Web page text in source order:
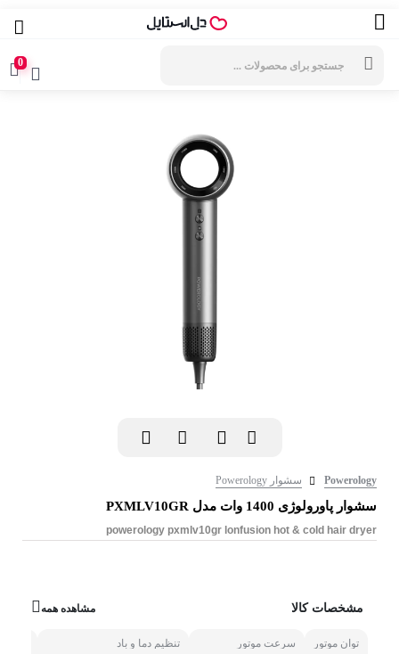
0
Powerology سشوار Powerology
سشوار پاورولوژی 1400 وات مدل PXMLV10GR
powerology pxmlv10gr lonfusion hot & cold hair dryer
مشخصات کالا مشاهده همه
توان موتور
سرعت موتور
تنظیم دما و باد